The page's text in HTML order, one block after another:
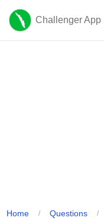
Challenger App
Home / Questions /